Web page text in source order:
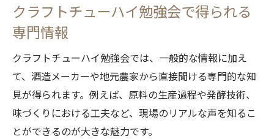
クラフトチューハイ勉強会で得られる
専門情報
クラフトチューハイ勉強会では、一般的な情報に加え
て、酒造メーカーや地元農家から直接聞ける専門的な知
見が得られます。例えば、原料の生産過程や発酵技術、
味づくりにおける工夫など、現場のリアルな声を知るこ
とができるのが大きな魅力です。